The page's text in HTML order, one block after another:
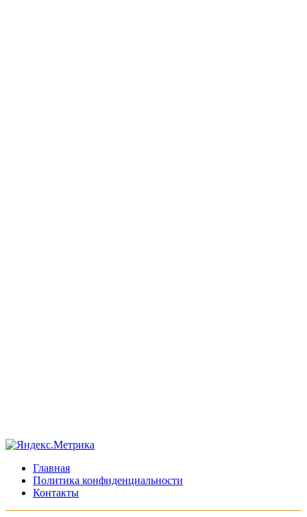
Главная
Политика конфиденциальности
Контакты